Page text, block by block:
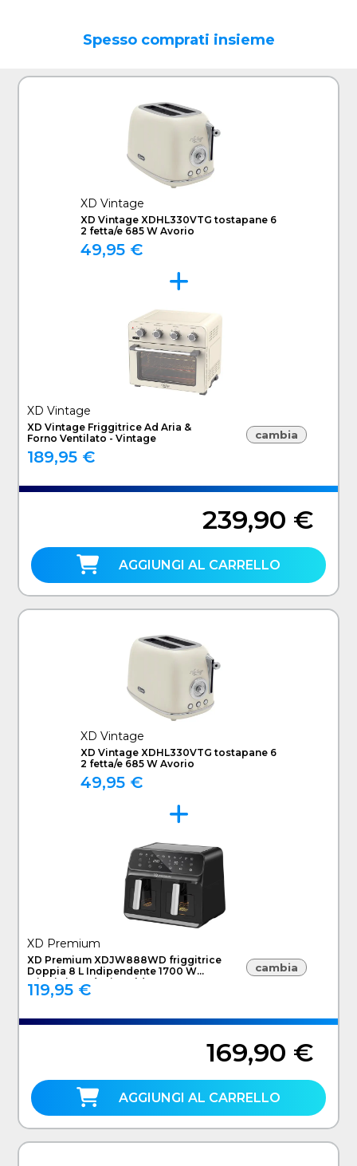
Spesso comprati insieme
XD Vintage
XD Vintage XDHL330VTG tostapane 6
2 fetta/e 685 W Avorio
49,95 €
XD Vintage
XD Vintage Friggitrice Ad Aria &
Forno Ventilato - Vintage
189,95 €
cambia
239,90 €
AGGIUNGI AL CARRELLO
XD Vintage
XD Vintage XDHL330VTG tostapane 6
2 fetta/e 685 W Avorio
49,95 €
XD Premium
XD Premium XDJW888WD friggitrice
Doppia 8 L Indipendente 1700 W
Friggitrice ad aria calda Nero
119,95 €
cambia
169,90 €
AGGIUNGI AL CARRELLO